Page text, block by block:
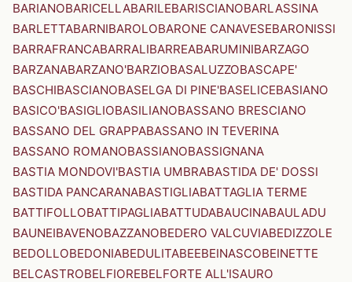
BARIANOBARICELLABARILEBARISCIANOBARLASSINA
BARLETTABARNIBAROLOBARONE CANAVESEBARONISSI
BARRAFRANCABARRALIBARREABARUMINIBARZAGO
BARZANABARZANO'BARZIOBASALUZZOBASCAPE'
BASCHIBASCIANOBASELGA DI PINE'BASELICEBASIANO
BASICO'BASIGLIOBASILIANOBASSANO BRESCIANO
BASSANO DEL GRAPPABASSANO IN TEVERINA
BASSANO ROMANOBASSIANOBASSIGNANA
BASTIA MONDOVI'BASTIA UMBRABASTIDA DE' DOSSI
BASTIDA PANCARANABASTIGLIABATTAGLIA TERME
BATTIFOLLOBATTIPAGLIABATTUDABAUCINABAULADU
BAUNEIBAVENOBAZZANOBEDERO VALCUVIABEDIZZOLE
BEDOLLOBEDONIABEDULITABEEBEINASCOBEINETTE
BELCASTROBELFIOREBELFORTE ALL'ISAURO